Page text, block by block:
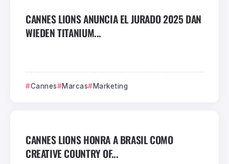
CANNES LIONS ANUNCIA EL JURADO 2025 DAN
WIEDEN TITANIUM...
Cannes Marcas Marketing
CANNES LIONS HONRA A BRASIL COMO
CREATIVE COUNTRY OF...